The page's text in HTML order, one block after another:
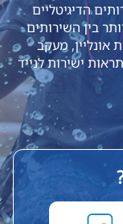
הדיגיטליים
בין השירותים
אונליין, מעקב
ישירות לנייד